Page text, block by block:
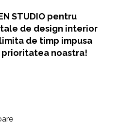
STUDIOpentru
de design interior
de timp impusa
noastra!